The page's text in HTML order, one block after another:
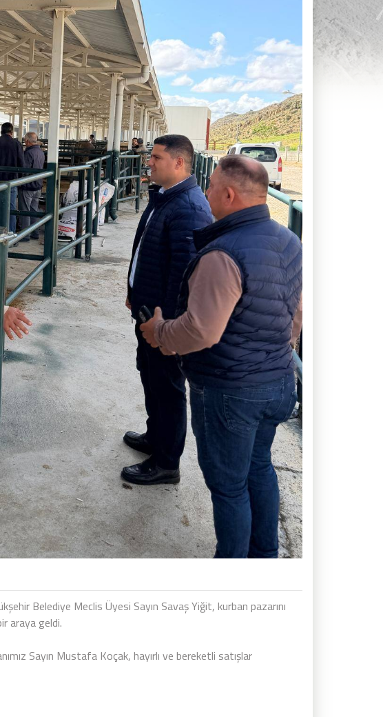
Belediye Meclis Üyesi Sayın Savaş Yiğit, kurban pazarını
araya geldi.
Sayın Mustafa Koçak, hayırlı ve bereketli satışlar